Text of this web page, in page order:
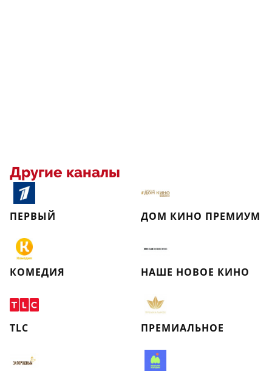
Другие каналы
ПЕРВЫЙ ДОМ КИНО ПРЕМИУМ
КОМЕДИЯ НАШЕ НОВОЕ КИНО
TLC ПРЕМИАЛЬНОЕ